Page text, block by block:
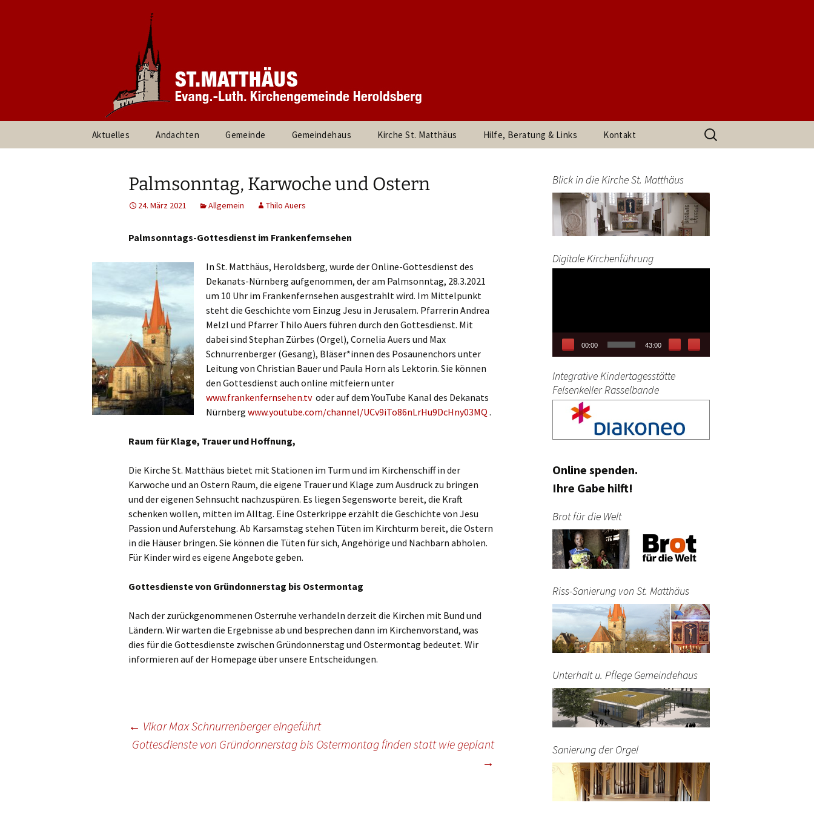
Evang. Kirchengemeinde St. Matthäus
Heroldsberg
Informationen rund um unsere Kirchengemeinde
Aktuelles Andachten Gemeinde
AnsprechpartnerInnen
Senioren Seniorennachmittag
Hausfrauengymnastik
Freundeskreis Saransk
Matthäus Heroldsberg
Dokumente
Umwelttips
Gottesdienste und
Veranstaltungen
einBlick –
Gemeindebrief
Gemeindehaus Kirche St. Matthäus Hilfe, Beratung & Links Kontakt
Suchen
nach:
Palmsonntag, Karwoche und Ostern
24. März 2021 Allgemein Thilo Auers
Palmsonntags-Gottesdienst im Frankenfernsehen
In St. Matthäus, Heroldsberg, wurde der Online-Gottesdienst des
Dekanats-Nürnberg aufgenommen, der am Palmsonntag, 28.3.2021
um 10 Uhr im Frankenfernsehen ausgestrahlt wird. Im Mittelpunkt
steht die Geschichte vom Einzug Jesu in Jerusalem. Pfarrerin Andrea
Melzl und Pfarrer Thilo Auers führen durch den Gottesdienst. Mit
dabei sind Stephan Zürbes (Orgel), Cornelia Auers und Max
Schnurrenberger (Gesang), Bläser*innen des Posaunenchors unter
Leitung von Christian Bauer und Paula Horn als Lektorin. Sie können
den Gottesdienst auch online mitfeiern unter
www.frankenfernsehen.tvoder auf dem YouTube Kanal des Dekanats
Nürnberg www.youtube.com/channel/UCv9iTo86nLrHu9DcHny03MQ .
Raum für Klage, Trauer und Hoffnung,
Die Kirche St. Matthäus bietet mit Stationen im Turm und im Kirchenschiff in der
Karwoche und an Ostern Raum, die eigene Trauer und Klage zum Ausdruck zu bringen
und der eigenen Sehnsucht nachzuspüren. Es liegen Segensworte bereit, die Kraft
schenken wollen, mitten im Alltag. Eine Osterkrippe erzählt die Geschichte von Jesu
Passion und Auferstehung. Ab Karsamstag stehen Tüten im Kirchturm bereit, die Ostern
in die Häuser bringen. Sie können die Tüten für sich, Angehörige und Nachbarn abholen.
Für Kinder wird es eigene Angebote geben.
Gottesdienste von Gründonnerstag bis Ostermontag
Nach der zurückgenommenen Osterruhe verhandeln derzeit die Kirchen mit Bund und
Ländern. Wir warten die Ergebnisse ab und besprechen dann im Kirchenvorstand, was
dies für die Gottesdienste zwischen Gründonnerstag und Ostermontag bedeutet. Wir
informieren auf der Homepage über unsere Entscheidungen.
Beitragsnavigation
← Vikar Max Schnurrenberger eingeführt
Gottesdienste von Gründonnerstag bis Ostermontag finden statt wie geplant
→
Blick in die Kirche St. Matthäus
Digitale Kirchenführung
00:00 43:00
Integrative Kindertagesstätte
Felsenkeller Rasselbande
Online spenden.
Ihre Gabe hilft!
Brot für die Welt
Riss-Sanierung von St. Matthäus
Unterhalt u. Pflege Gemeindehaus
Sanierung der Orgel